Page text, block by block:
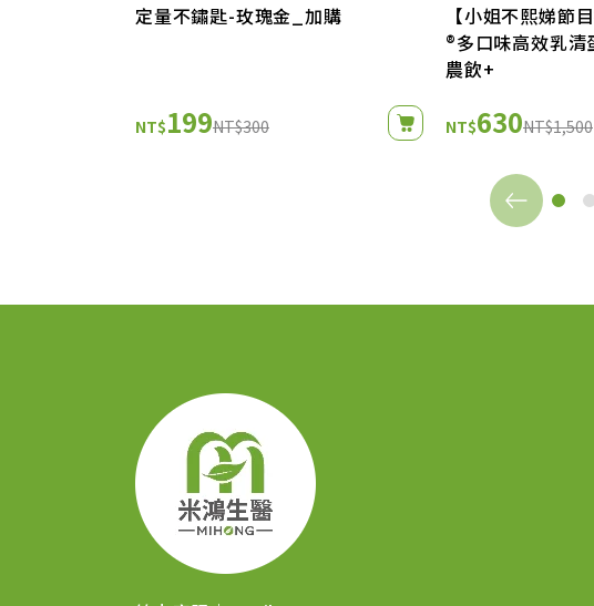
定量不鏽匙-玫瑰金_加購
NT$199NT$300
【小姐不熙娣節
®多口味高效乳
農飲+
NT$630NT$1,500